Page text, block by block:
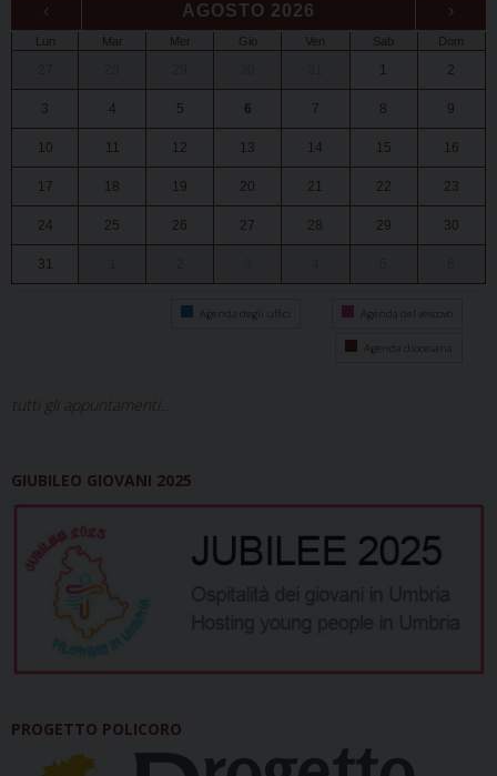
‹ AGOSTO 2026 ›
Lun Mar Mer Gio Ven Sab Dom
1 2
3 4 5 6 7 8 9
10 11 12 13 14 15 16
17 18 19 20 21 22 23
24 25 26 27 28 29 30
31
Agenda degli uffici Agenda del vescovo
Agenda diocesana
tutti gli appuntamenti...
GIUBILEO GIOVANI 2025
PROGETTO POLICORO